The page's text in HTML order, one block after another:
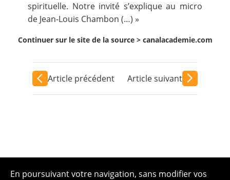
spirituelle. Notre invité s’explique au micro
de Jean-Louis Chambon (…) »
Continuer sur le site de la source > canalacademie.com
Article précédent Article suivant
En poursuivant votre navigation, sans modifier vos